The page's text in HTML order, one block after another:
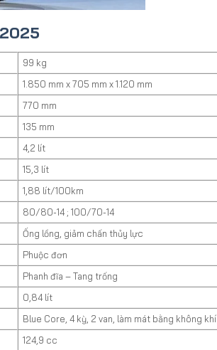
99 kg
1.850 mm x 705 mm x 1.120 mm
770 mm
135 mm
4,2 lít
15,3 lít
1,88 lít/100km
80/80-14 ; 100/70-14
Ống lồng, giảm chấn thủy lực
Phuộc đơn
Phanh đĩa – Tang trống
0,84 lít
Blue Core, 4 kỳ, 2 van, làm mát bằng không khí
124,9 cc